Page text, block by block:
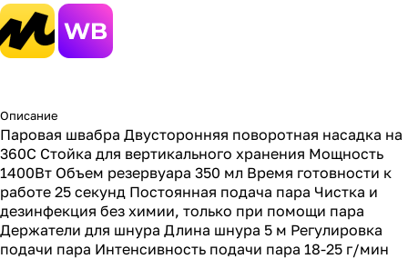
Описание
Паровая швабра Двусторонняя поворотная насадка на
360С Стойка для вертикального хранения Мощность
1400Вт Объем резервуара 350 мл Время готовности к
работе 25 секунд Постоянная подача пара Чистка и
дезинфекция без химии, только при помощи пара
Держатели для шнура Длина шнура 5 м Регулировка
подачи пара Интенсивность подачи пара 18-25 г/мин